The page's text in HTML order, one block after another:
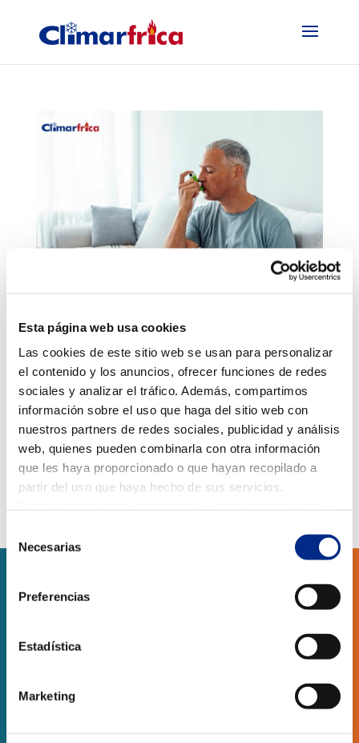
Esta página web usa cookies
Las cookies de este sitio web se usan para personalizar
el contenido y los anuncios, ofrecer funciones de redes
sociales y analizar el tráfico. Además, compartimos
información sobre el uso que haga del sitio web con
nuestros partners de redes sociales, publicidad y análisis
web, quienes pueden combinarla con otra información
que les haya proporcionado o que hayan recopilado a
partir del uso que haya hecho de sus servicios.
de Necesarias
Preferencias
Estadística
Marketing
Jun 8, 2023|Mantenimiento aire acondicionado
Novedades
Pasas mucho tiempo en espacios cerrados, ya sea en
tu casa, en tu lugar de trabajo o incluso en espacios de
ocio, pero en ocasiones, los edificios pueden estar
afectados por el denominado «Síndrome del Edificio
Enfermo». Si quieres saber qué es y cuáles son las...
RESIDENCIAL
OBRA NUEVA
LOCALES COMERCIALES